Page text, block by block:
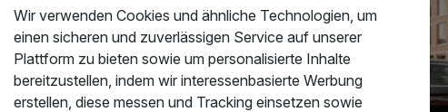
114,00 €
137,00 €
Wir verwenden Cookies und ähnliche Technologien, um
einen sicheren und zuverlässigen Service auf unserer
Plattform zu bieten sowie um personalisierte Inhalte
bereitzustellen, indem wir interessenbasierte Werbung
erstellen, diese messen und Tracking einsetzen sowie